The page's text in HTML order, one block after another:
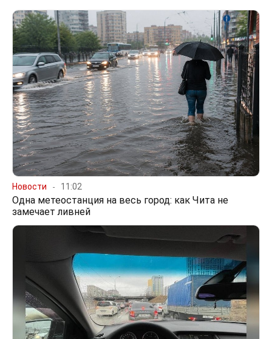
Новости 11:02
Одна метеостанция на весь город: как Чита не
замечает ливней